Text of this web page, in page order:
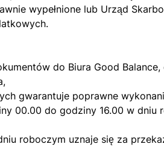
wypełnione lub Urząd
do Biura Good
gwarantuje poprawne
00.00 do godziny 16.00 w
roboczym uznaje się za